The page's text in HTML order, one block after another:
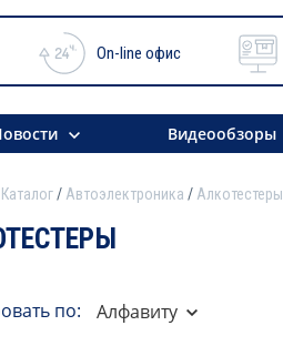
On-line офис
Видеообзоры
Каталог Автоэлектроника Алкотестеры
по: Алфавиту